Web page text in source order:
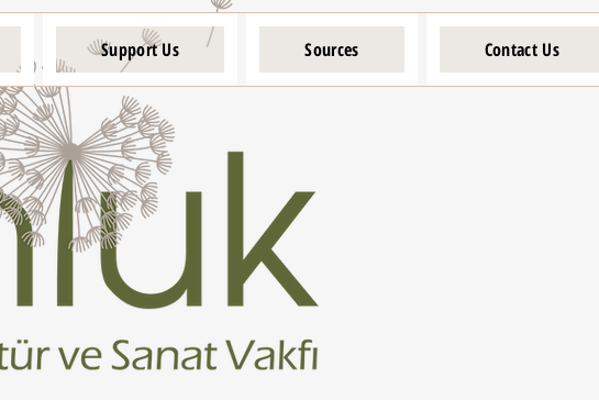
Support Us Sources Contact Us